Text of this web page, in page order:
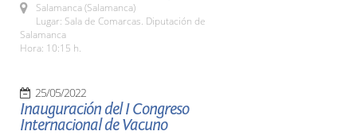
Salamanca (Salamanca)
Lugar: Sala de Comarcas. Diputación de
Salamanca
Hora: 10:15 h.
25/05/2022
Inauguración del I Congreso
Internacional de Vacuno